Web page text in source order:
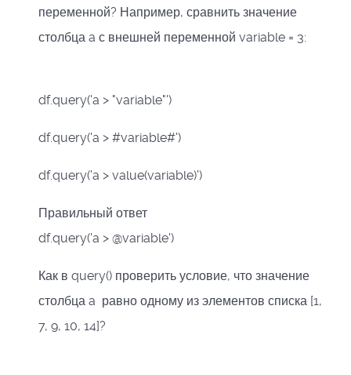
переменной? Например, сравнить значение
столбца a с внешней переменной variable = 3:
df.query('a > "variable"')
df.query('a > #variable#')
df.query('a > value(variable)')
Правильный ответ
df.query('a > @variable')
Как в query() проверить условие, что значение
столбца a равно одному из элементов списка [1,
7, 9, 10, 14]?